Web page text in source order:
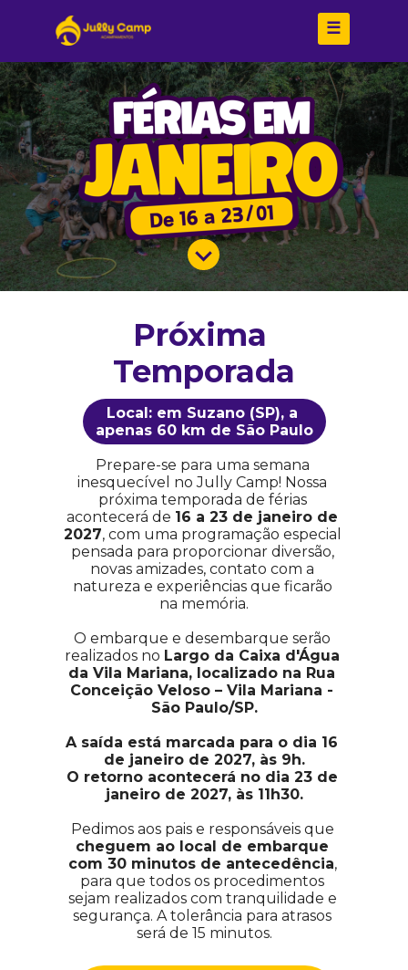
☰
Próxima
Temporada
Local: em Suzano (SP), a
apenas 60 km de São Paulo
Prepare-se para uma semana
inesquecível no Jully Camp! Nossa
próxima temporada de férias
acontecerá de 16 a 23 de janeiro de
2027, com uma programação especial
pensada para proporcionar diversão,
novas amizades, contato com a
natureza e experiências que ficarão
na memória.
O embarque e desembarque serão
realizados no Largo da Caixa d'Água
da Vila Mariana, localizado na Rua
Conceição Veloso – Vila Mariana -
São Paulo/SP.
A saída está marcada para o dia 16
de janeiro de 2027, às 9h.
O retorno acontecerá no dia 23 de
janeiro de 2027, às 11h30.
cheguem ao local de embarque
com 30 minutos de antecedência,
para que todos os procedimentos
sejam realizados com tranquilidade e
segurança. A tolerância para atrasos
será de 15 minutos.